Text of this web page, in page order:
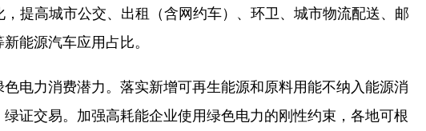
提高城市公交、出租（含网约车）、环卫、城市物流配送、邮
能源汽车应用占比。
力消费潜力。落实新增可再生能源和原料用能不纳入能源消
证交易。加强高耗能企业使用绿色电力的刚性约束，各地可根